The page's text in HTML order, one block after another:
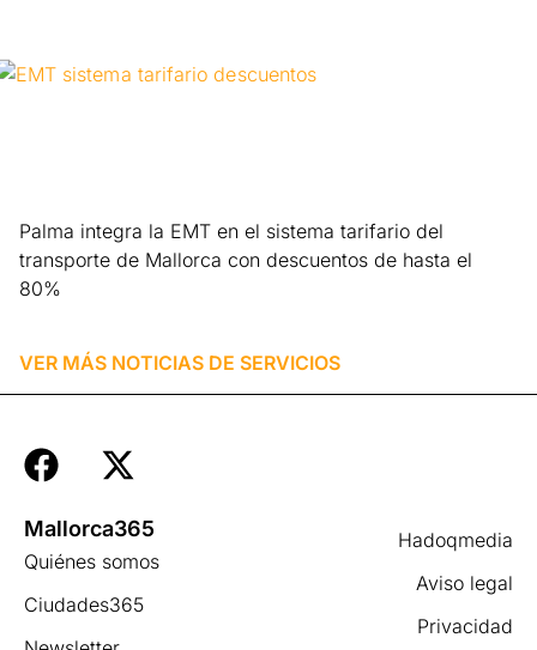
Palma integra la EMT en el sistema tarifario del
transporte de Mallorca con descuentos de hasta el
80%
VER MÁS NOTICIAS DE SERVICIOS
Hadoqmedia
Aviso legal
Privacidad
Mallorca365
Quiénes somos
Ciudades365
×
Ya puedes ver más de Mallorca365
en Google